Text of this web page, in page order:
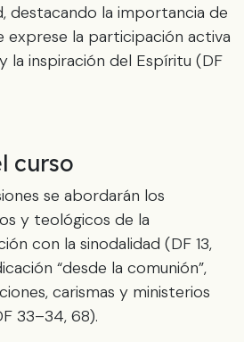
destacando la importancia de
exprese la participación activa
la inspiración del Espíritu (DF
curso
se abordarán los
y teológicos de la
con la sinodalidad (DF 13,
“desde la comunión”,
carismas y ministerios
33–34, 68).